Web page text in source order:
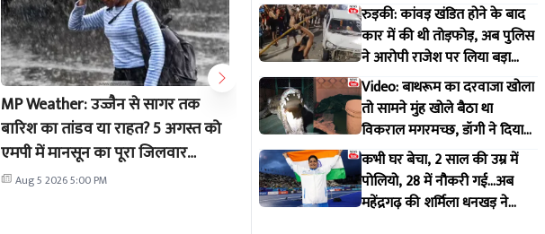
MP Weather: उज्जैन से सागर तक
बारिश का तांडव या राहत? 5 अगस्त को
एमपी में मानसून का पूरा जिलवार
हिसाब-किताब
Aug 5 2026 5:00 PM
MP Weather Update: मध्य प्रदेश में 6
अगस्त को इन 9 जिलों में भारी बारिश का
अनुमान, मौसम विभाग ने जारी
किया येलो अलर्ट
Aug 5 2026 4:33 PM
1550
का पहला
Aug 5
रुड़की: कांवड़ खंडित होने के बाद
कार में की थी तोड़फोड़, अब पुलिस
ने आरोपी राजेश पर लिया बड़ा
एक्शन
Video: बाथरूम का दरवाजा खोला
तो सामने मुंह खोले बैठा था
विकराल मगरमच्छ, डॉगी ने दिया
मकान मालिक को इशारा
कभी घर बेचा, 2 साल की उम्र में
पोलियो, 28 में नौकरी गई...अब
महेंद्रगढ़ की शर्मिला धनखड़ ने